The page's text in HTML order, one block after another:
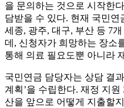
을 문의하는 것으로 시작한
담받을 수 있다. 현재 국민연
세종, 광주, 대구, 부산 등 7
데, 신청자가 희망하는 장소
통해 의료 필요도뿐 아니라
국민연금 담당자는 상담 결
계획’을 수립한다. 재정 지
산을 앞으로 어떻게 지출할